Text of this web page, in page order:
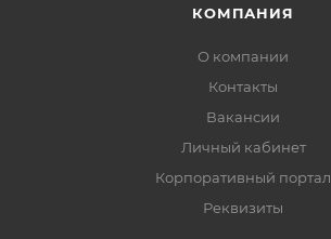
КОМПАНИЯ
О компании
Контакты
Вакансии
Личный кабинет
Корпоративный портал
Реквизиты